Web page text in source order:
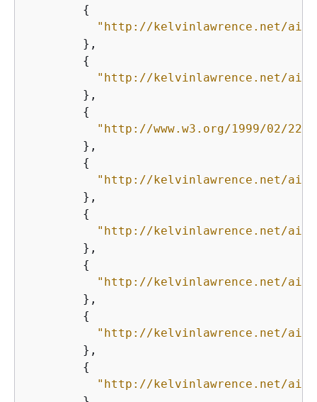
{
"http://kelvinlawrence.net/air-
        },
{
"http://kelvinlawrence.net/air-
        },
{
"http://www.w3.org/1999/02/
        },
{
"http://kelvinlawrence.net/air-
        },
{
"http://kelvinlawrence.net/
        },
{
"http://kelvinlawrence.net/air-
        },
{
"http://kelvinlawrence.net/air-
        },
{
"http://kelvinlawrence.net/air-